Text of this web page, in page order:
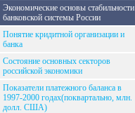
Экономические основы стабильности
банковской системы России
Понятие кридитной организации и
банка
Состояние основных секторов
российской экономики
Показатели платежного баланса в
1997-2000 годах(поквартально, млн.
долл. США)